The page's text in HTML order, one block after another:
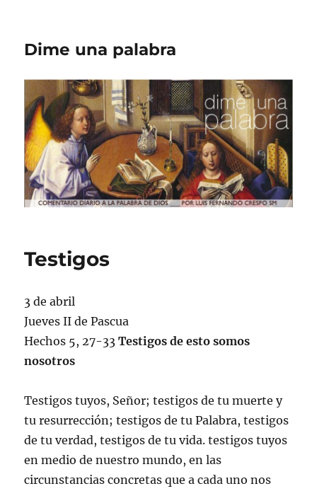
Dime una palabra
Testigos
3 de abril
Jueves II de Pascua
Hechos 5, 27-33Testigos de esto somos
nosotros
Testigos tuyos, Señor; testigos de tu muerte y
tu resurrección; testigos de tu Palabra, testigos
de tu verdad, testigos de tu vida. testigos tuyos
en medio de nuestro mundo, en las
circunstancias concretas que a cada uno nos